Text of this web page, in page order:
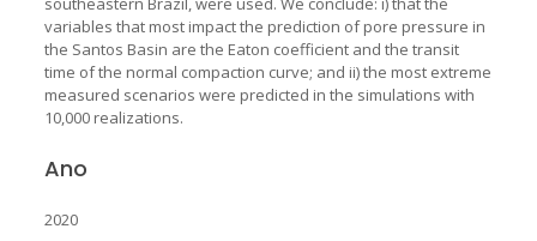
variables that most impact the prediction of pore pressure in
the Santos Basin are the Eaton coefficient and the transit
time of the normal compaction curve; and ii) the most extreme
measured scenarios were predicted in the simulations with
10,000 realizations.
Ano
2020